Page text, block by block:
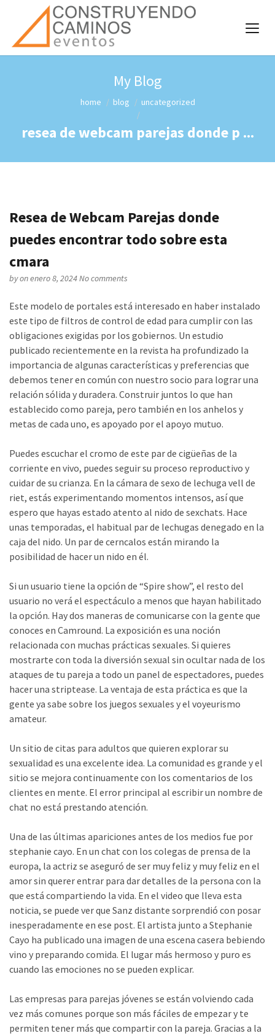
My Blog
home blog uncategorized
resea de webcam parejas donde p ...
Resea de Webcam Parejas donde
puedes encontrar todo sobre esta
cmara
byon enero 8, 2024No comments
Este modelo de portales está interesado en haber instalado
este tipo de filtros de control de edad para cumplir con las
obligaciones exigidas por los gobiernos. Un estudio
publicado recientemente en la revista ha profundizado la
importancia de algunas características y preferencias que
debemos tener en común con nuestro socio para lograr una
relación sólida y duradera. Construir juntos lo que han
establecido como pareja, pero también en los anhelos y
metas de cada uno, es apoyado por el apoyo mutuo.
Puedes escuchar el cromo de este par de cigüeñas de la
corriente en vivo, puedes seguir su proceso reproductivo y
cuidar de su crianza. En la cámara de sexo de lechuga vell de
riet, estás experimentando momentos intensos, así que
espero que hayas estado atento al nido de sexchats. Hace
unas temporadas, el habitual par de lechugas denegado en la
caja del nido. Un par de cerncalos están mirando la
posibilidad de hacer un nido en él.
Si un usuario tiene la opción de “Spire show”, el resto del
usuario no verá el espectáculo a menos que hayan habilitado
la opción. Hay dos maneras de comunicarse con la gente que
conoces en Camround. La exposición es una noción
relacionada con muchas prácticas sexuales. Si quieres
mostrarte con toda la diversión sexual sin ocultar nada de los
ataques de tu pareja a todo un panel de espectadores, puedes
hacer una striptease. La ventaja de esta práctica es que la
gente ya sabe sobre los juegos sexuales y el voyeurismo
amateur.
Un sitio de citas para adultos que quieren explorar su
sexualidad es una excelente idea. La comunidad es grande y el
sitio se mejora continuamente con los comentarios de los
clientes en mente. El error principal al escribir un nombre de
chat no está prestando atención.
Una de las últimas apariciones antes de los medios fue por
stephanie cayo. En un chat con los colegas de prensa de la
europa, la actriz se aseguró de ser muy feliz y muy feliz en el
amor sin querer entrar para dar detalles de la persona con la
que está compartiendo la vida. En el video que lleva esta
noticia, se puede ver que Sanz distante sorprendió con posar
inesperadamente en ese post. El artista junto a Stephanie
Cayo ha publicado una imagen de una escena casera bebiendo
vino y preparando comida. El lugar más hermoso y puro es
cuando las emociones no se pueden explicar.
Las empresas para parejas jóvenes se están volviendo cada
vez más comunes porque son más fáciles de empezar y te
permiten tener más que compartir con la pareja. Gracias a la